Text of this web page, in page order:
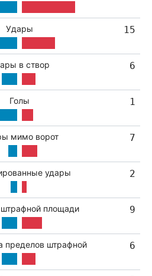
Удары 15
в створ 6
Голы 1
мимо ворот 7
удары 2
площади 9
пределов штрафной 6